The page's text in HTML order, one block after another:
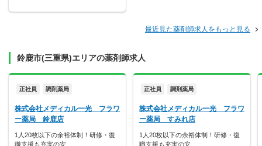
最近見た薬剤師求人をもっと見る
鈴鹿市(三重県)エリアの薬剤師求人
正社員 調剤薬局
株式会社メディカル一光 フラワ
ー薬局 鈴鹿店
1人20枚以下の余裕体制！研修・復
職支援も充実の安…
正社員 調剤薬局
株式会社メディカル一光 フラワ
ー薬局 すみれ店
1人20枚以下の余裕体制！研修・復
職支援も充実の安…